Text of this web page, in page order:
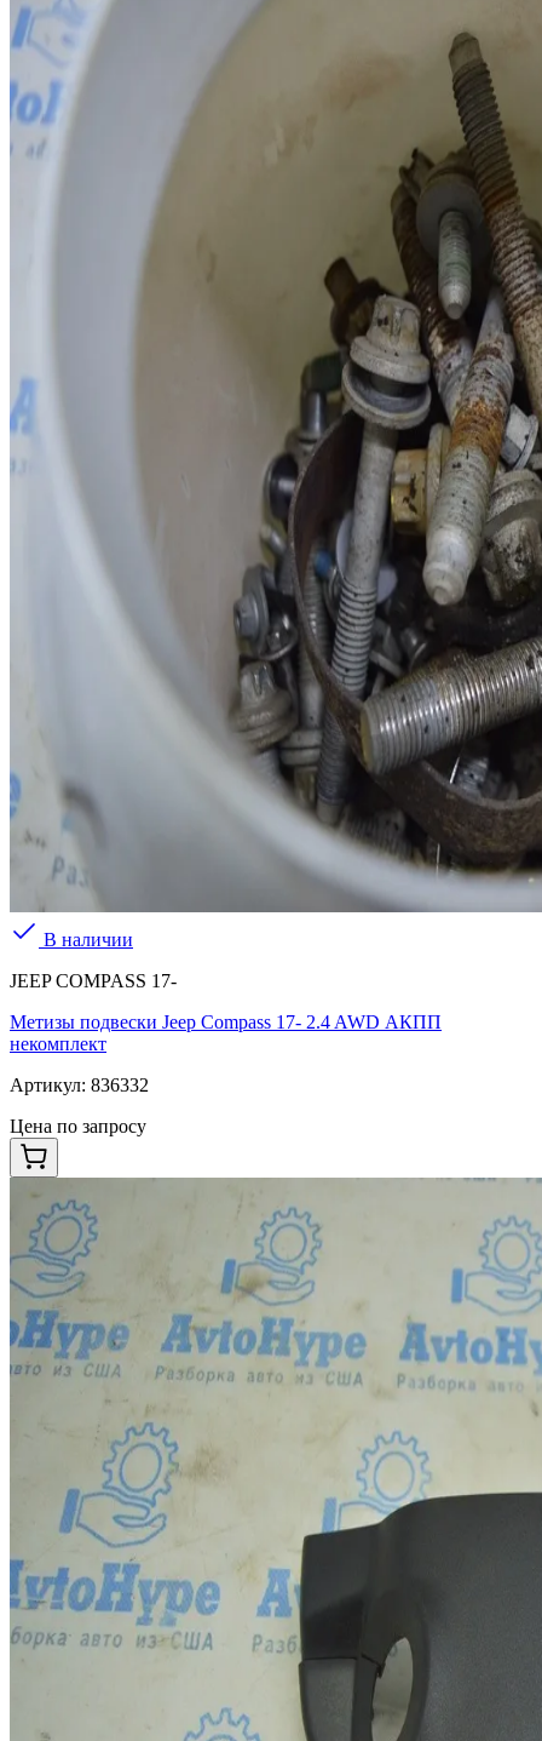
В наличии
JEEP COMPASS 17-
Метизы подвески Jeep Compass 17- 2.4 AWD АКПП
некомплект
Артикул: 836332
Цена по запросу